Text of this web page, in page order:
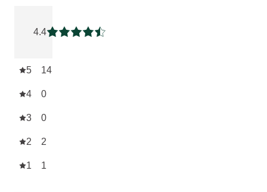
4.4
Aktuelle Bewertung: 4.4117646 von 5
5 14
4 0
3 0
2 2
1 1